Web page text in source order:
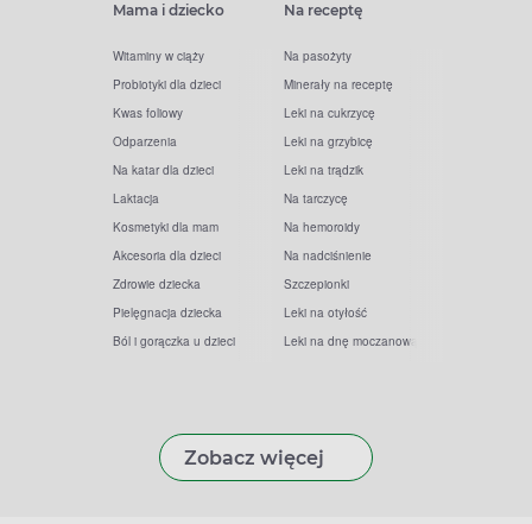
Mama i dziecko
Witaminy w ciąży
Probiotyki dla dzieci
Kwas foliowy
Odparzenia
Na katar dla dzieci
Laktacja
Kosmetyki dla mam
Akcesoria dla dzieci
Zdrowie dziecka
Pielęgnacja dziecka
Ból i gorączka u dzieci
Na receptę
Na pasożyty
Minerały na receptę
Leki na cukrzycę
Leki na grzybicę
Leki na trądzik
Na tarczycę
Na hemoroidy
Na nadciśnienie
Szczepionki
Leki na otyłość
Leki na dnę moczanową
Zobacz więcej